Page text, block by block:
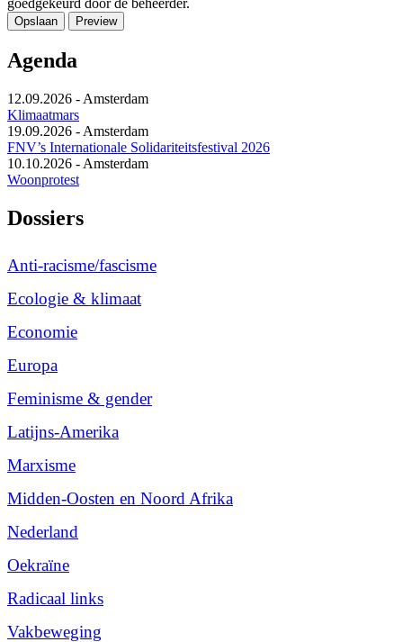
goedgekeurd door de beheerder.
Agenda
12.09.2026 - Amsterdam
Klimaatmars
19.09.2026 - Amsterdam
FNV’s Internationale Solidariteitsfestival 2026
10.10.2026 - Amsterdam
Woonprotest
Dossiers
Anti-racisme/fascisme
Ecologie & klimaat
Economie
Europa
Feminisme & gender
Latijns-Amerika
Marxisme
Midden-Oosten en Noord Afrika
Nederland
Oekraïne
Radicaal links
Vakbeweging